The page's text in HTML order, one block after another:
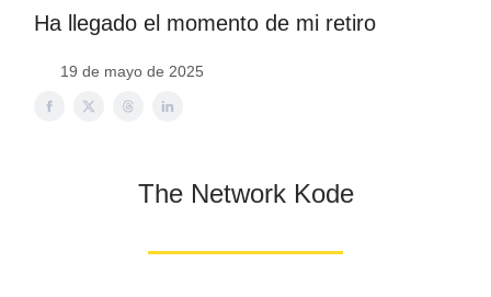
Ha llegado el momento de mi retiro
19 de mayo de 2025
The Network Kode